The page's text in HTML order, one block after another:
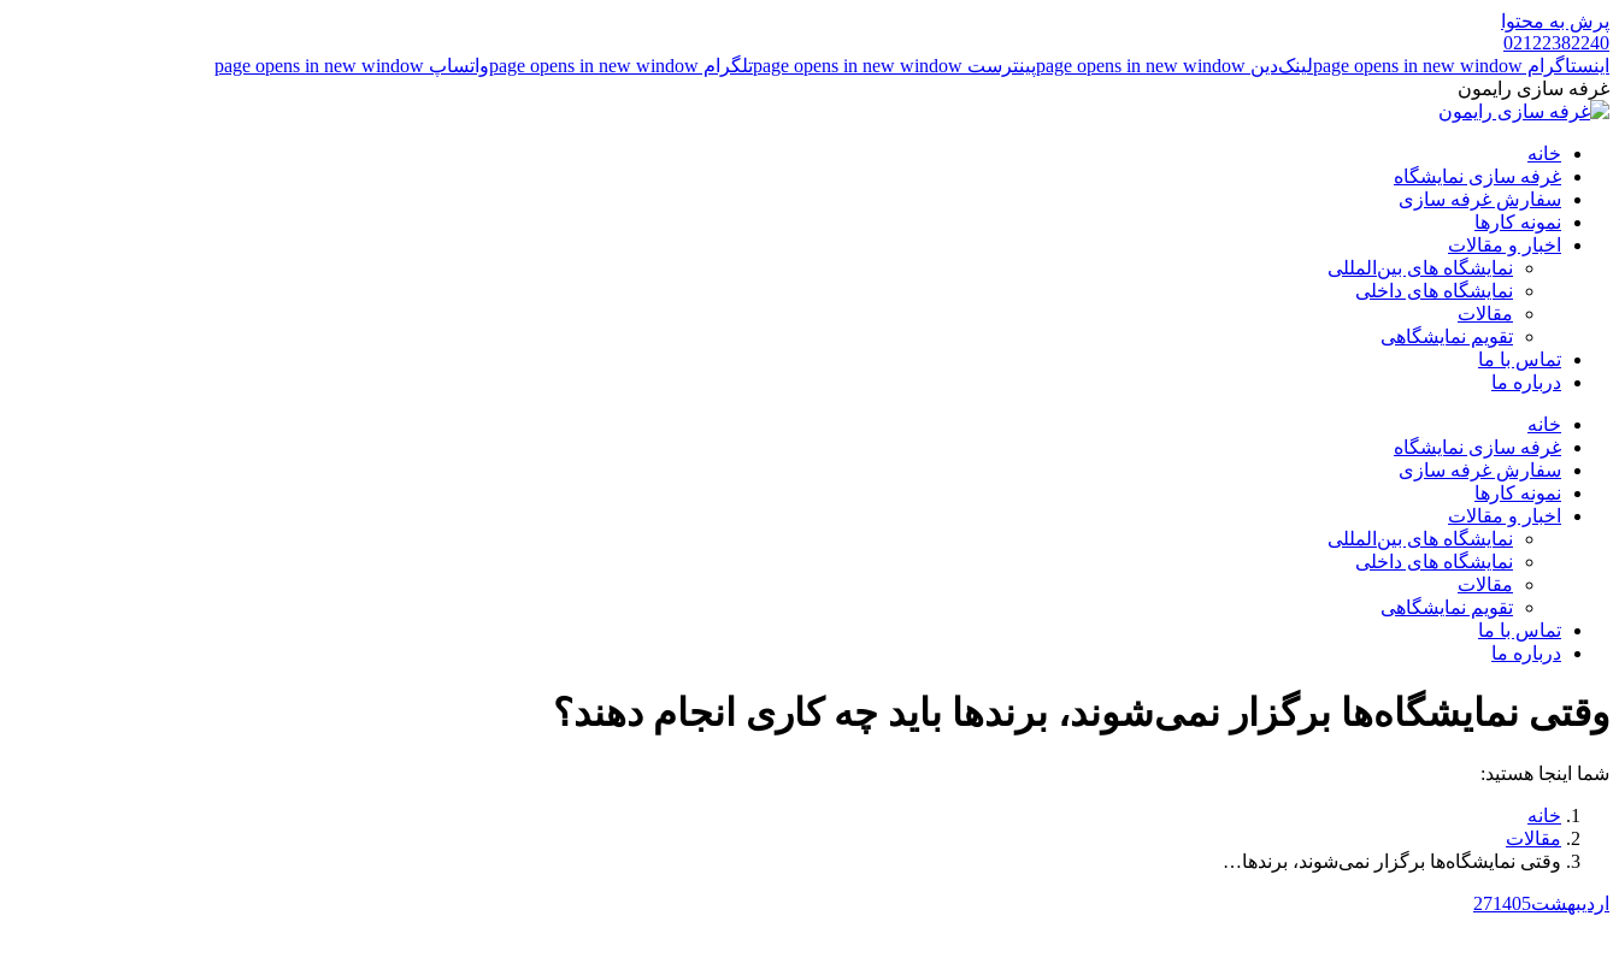
پرش به محتوا
02122382240
اینستاگرام page opens in new window
لینک‌دین page opens in new window پینترست page opens in new window تلگرام page opens in new window
واتساپ page opens in new window
غرفه سازی رایمون
خانه
غرفه سازی نمایشگاه
سفارش غرفه سازی
نمونه کارها
اخبار و مقالات
نمایشگاه های بین‌المللی
نمایشگاه های داخلی
مقالات
تقویم نمایشگاهی
تماس با ما
درباره ما
خانه
غرفه سازی نمایشگاه
سفارش غرفه سازی
نمونه کارها
اخبار و مقالات
نمایشگاه های بین‌المللی
نمایشگاه های داخلی
مقالات
تقویم نمایشگاهی
تماس با ما
درباره ما
وقتی نمایشگاه‌ها برگزار نمی‌شوند، برندها باید چه کاری انجام دهند؟
شما اینجا هستید:
خانه
مقالات
وقتی نمایشگاه‌ها برگزار نمی‌شوند، برندها…
اردیبهشت 271405